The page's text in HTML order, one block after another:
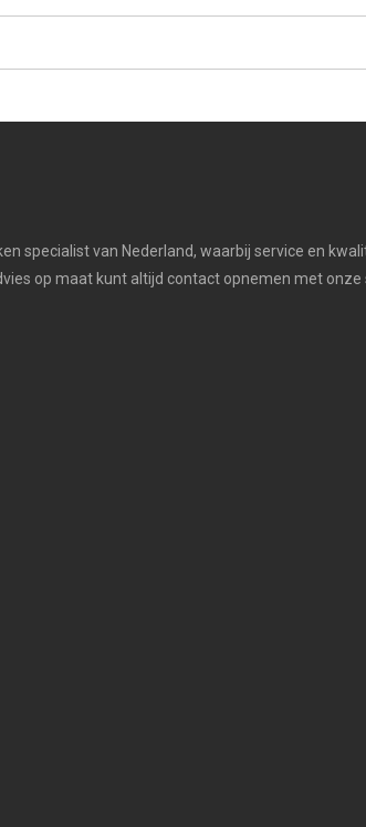
specialist van Nederland, waarbij service en
op maat kunt altijd contact opnemen met onze